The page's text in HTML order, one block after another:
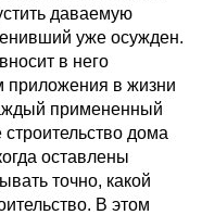
даваемую
уже осужден.
в него
приложения в жизни
примененный
строительство дома
оставлены
точно, какой
В этом